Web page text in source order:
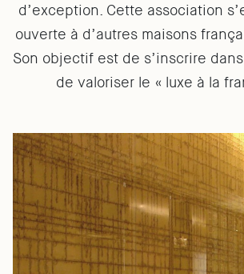
d’exception. Cette association
ouverte à d’autres maisons
Son objectif est de s’inscrire
de valoriser le « luxe à la